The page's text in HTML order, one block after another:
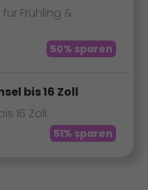
Frühling &
50% sparen
bis 16 Zoll
16 Zoll.
51% sparen